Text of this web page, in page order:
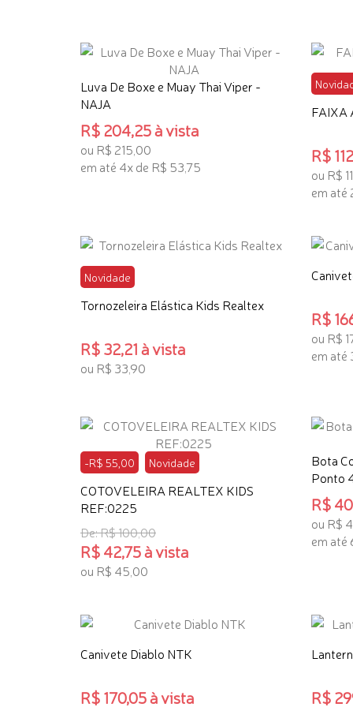
Luva De Boxe e Muay Thai Viper -
NAJA
R$ 204,25 à vista
ou R$ 215,00
em até 4x de R$ 53,75
FAIXA
R$
ou R$
em até
Novidade
Tornozeleira Elástica Kids Realtex
R$ 32,21 à vista
ou R$ 33,90
R$
ou R$
em até
-R$ 55,00 Novidade
COTOVELEIRA REALTEX KIDS
REF:0225
De: R$ 100,00
R$ 42,75 à vista
ou R$ 45,00
Bota
Ponto
R$
ou R$
em até
Canivete Diablo NTK
R$ 170,05 à vista R$